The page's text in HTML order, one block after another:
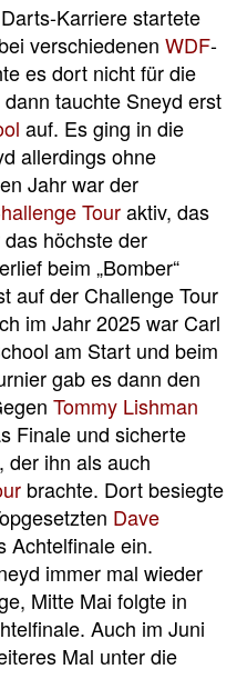
Karriere startete
verschiedenen WDF-
es dort nicht für die
tauchte Sneyd erst
auf. Es ging in die
allerdings ohne
Jahr war der
Touraktiv, das
höchste der
beim „Bomber“
auf der Challenge Tour
im Jahr 2025 war Carl
am Start und beim
gab es dann den
Tommy Lishman
Finale und sicherte
der ihn als auch
brachte. Dort besiegte
Dave
Achtelfinale ein.
immer mal wieder
Mitte Mai folgte in
Auch im Juni
Mal unter die